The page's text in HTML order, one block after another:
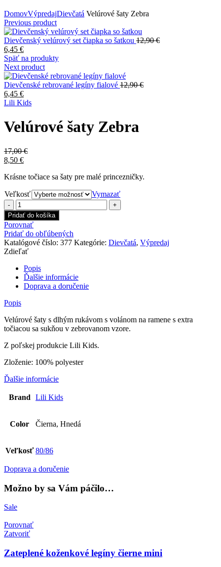
DomovVýpredajDievčatá Velúrové šaty Zebra
Previous product
Dievčenský velúrový set čiapka so šatkou 12,90€
6,45 €
Späť na produkty
Next product
Dievčenské rebrované legíny fialové 12,90€
6,45 €
Lili Kids
Velúrové šaty Zebra
17,00€
8,50 €
Krásne točiace sa šaty pre malé princezničky.
Veľkosť
Vymazať
množstvo
Velúrové
šaty
Zebra
Pridať do košíka
Porovnať
Pridať do obľúbených
Katalógové číslo: 377 Kategórie: Dievčatá, Výpredaj
Zdieľať
Popis
Ďalšie informácie
Doprava a doručenie
Popis
Velúrové šaty s dlhým rukávom s volánom na ramene s extra
točiacou sa sukňou v zebrovanom vzore.
Z poľskej produkcie Lili Kids.
Zloženie: 100% polyester
Ďalšie informácie
Brand Lili Kids
Color Čierna, Hnedá
Veľkosť 80/86
Doprava a doručenie
Možno by sa Vám páčilo…
Sale
Porovnať
Zatvoriť
Zateplené koženkové legíny čierne mini